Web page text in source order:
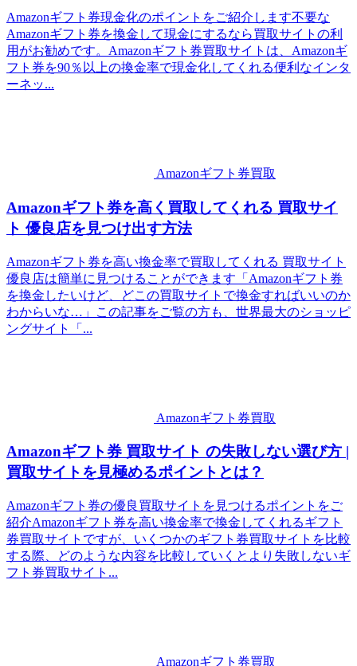
Amazonギフト券現金化のポイントをご紹介します不要な
Amazonギフト券を換金して現金にするなら買取サイトの利
用がお勧めです。Amazonギフト券買取サイトは、Amazonギ
フト券を90％以上の換金率で現金化してくれる便利なインタ
ーネッ...
Amazonギフト券買取
Amazonギフト券を高く買取してくれる 買取サイ
ト 優良店を見つけ出す方法
Amazonギフト券を高い換金率で買取してくれる 買取サイト
優良店は簡単に見つけることができます「Amazonギフト券
を換金したいけど、どこの買取サイトで換金すればいいのか
わからいな…」この記事をご覧の方も、世界最大のショッピ
ングサイト「...
Amazonギフト券買取
Amazonギフト券 買取サイト の失敗しない選び方 |
買取サイトを見極めるポイントとは？
Amazonギフト券の優良買取サイトを見つけるポイントをご
紹介Amazonギフト券を高い換金率で換金してくれるギフト
券買取サイトですが、いくつかのギフト券買取サイトを比較
する際、どのような内容を比較していくとより失敗しないギ
フト券買取サイト...
Amazonギフト券買取